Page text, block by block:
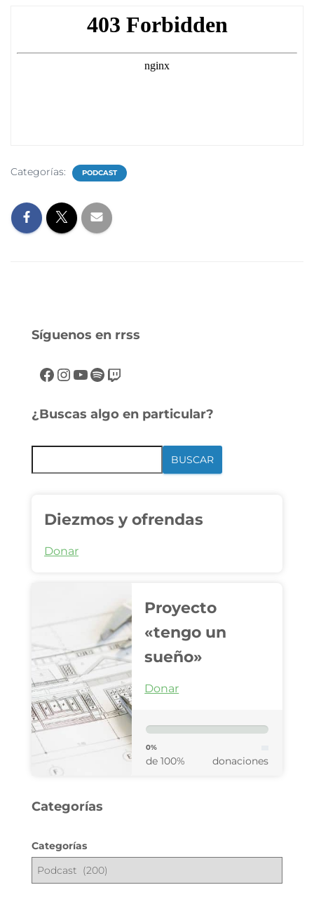
Categorías: PODCAST
Síguenos en rrss
¿Buscas algo en particular?
BUSCAR
Diezmos y ofrendas
Donar
Proyecto
«tengo un
sueño»
Donar
0%
de 100% donaciones
Categorías
Categorías